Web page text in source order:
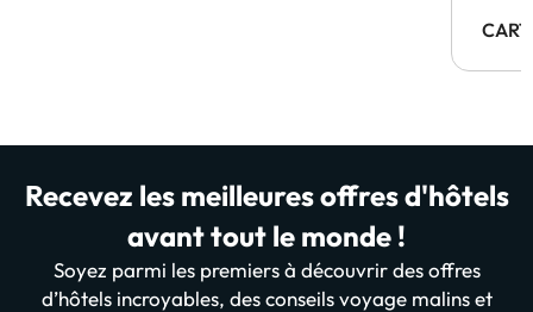
Recevez les meilleures offres d'hôtels
avant tout le monde !
Soyez parmi les premiers à découvrir des offres
d’hôtels incroyables, des conseils voyage malins et